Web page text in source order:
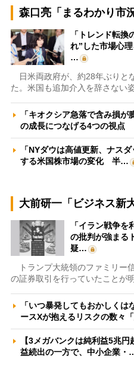
森口亮「まるわかり市
「トレンド転
れ”した市場心
…
日米両政府が、約28年ぶりと
た。米国も追加介入を辞さない
「キオクシア急落で含み損
の成長につなげる4つの視
「NYダウは高値更新、ナス
する米国株市場の変化 半…
大前研一「ビジネス新
「イラン戦争
の批判が強まる
疑…
トランプ大統領のファミリー
の証券取引を行っていたことが
「いつ暴発してもおかしく
ースXが抱えるリスクの数々
【3メガバンクは純利益5兆
益続出の一方で、中小企業・